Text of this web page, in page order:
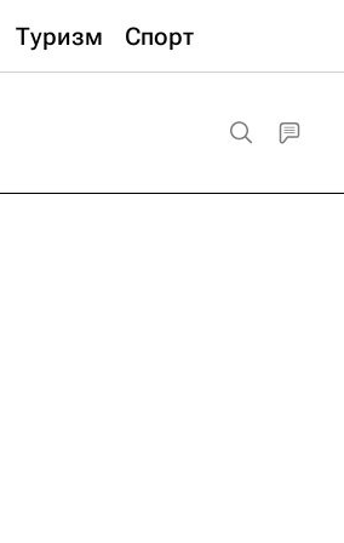
Туризм Спорт